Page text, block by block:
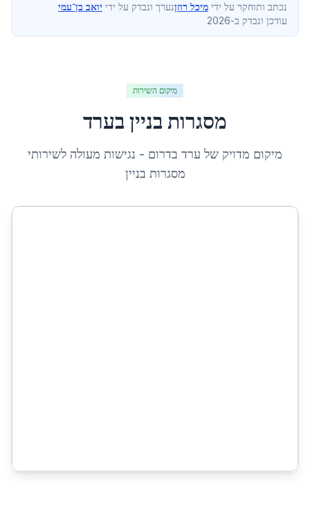
נכתב ותוחקר על ידי מיכל רוזןנערך ונבדק על ידי יואב בן־עמי
עודכן ונבדק ב-2026
מיקום השירות
מסגרות בנייןבערד
מיקום מדויק של ערד בדרום - נגישות מעולה לשירותי
מסגרות בניין